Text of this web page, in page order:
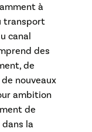
à
transport
canal
des
de
nouveaux
ambition
de
la